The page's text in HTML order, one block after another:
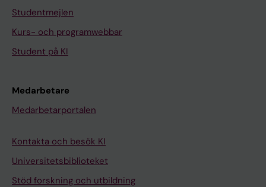
Studentmejlen
Kurs- och programwebbar
Student på KI
Medarbetare
Medarbetarportalen
Kontakta och besök KI
Universitetsbiblioteket
Stöd forskning och utbildning